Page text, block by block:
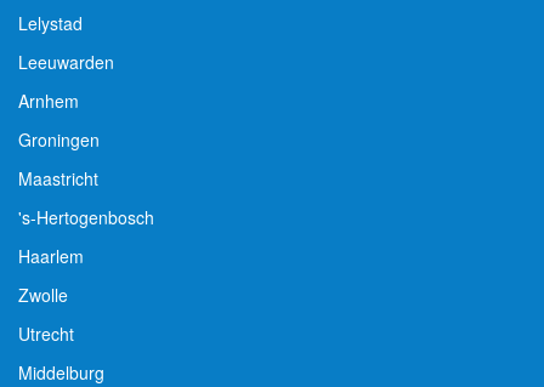
Lelystad
Leeuwarden
Arnhem
Groningen
Maastricht
's-Hertogenbosch
Haarlem
Zwolle
Utrecht
Middelburg